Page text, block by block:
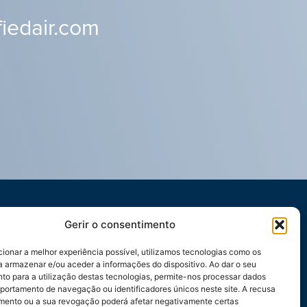
Gerir o consentimento
a melhor experiência possível, utilizamos tecnologias como os
armazenar e/ou aceder a informações do dispositivo. Ao dar o seu
para a utilização destas tecnologias, permite-nos processar dados
de navegação ou identificadores únicos neste site. A recusa
ou a sua revogação poderá afetar negativamente certas